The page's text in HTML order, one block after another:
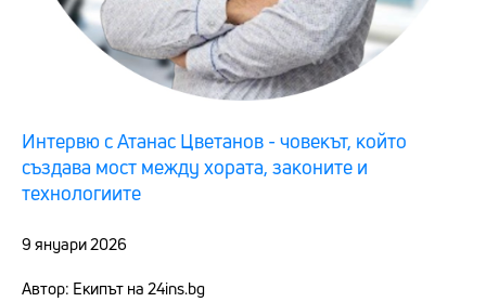
Интервю с Атанас Цветанов - човекът, който
създава мост между хората, законите и
технологиите
9 януари 2026
Автор: Екипът на 24ins.bg